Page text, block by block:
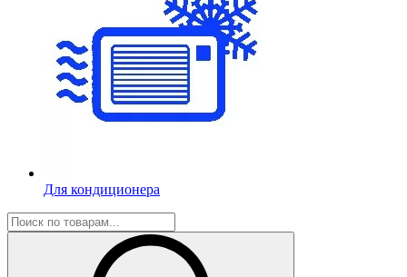
Для кондиционера